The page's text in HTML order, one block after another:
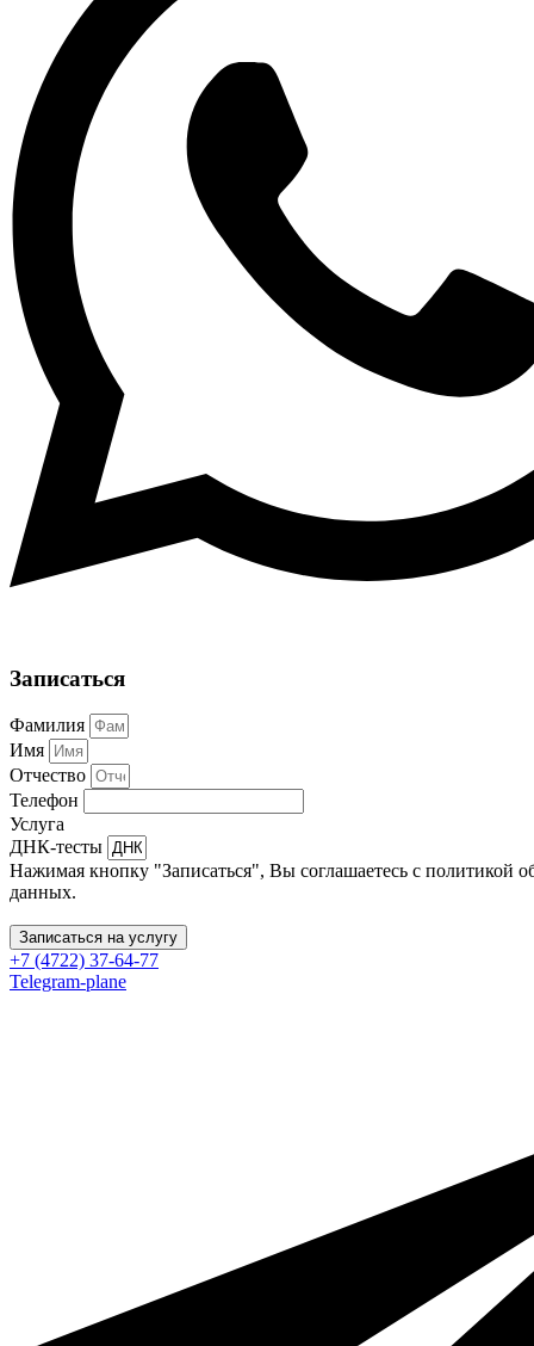
Записаться
Фамилия
Имя
Отчество
Телефон
Услуга
ДНК-тесты
Нажимая кнопку "Записаться", Вы соглашаетесь с политикой
данных.
Записаться на услугу
+7 (4722) 37-64-77
Telegram-plane